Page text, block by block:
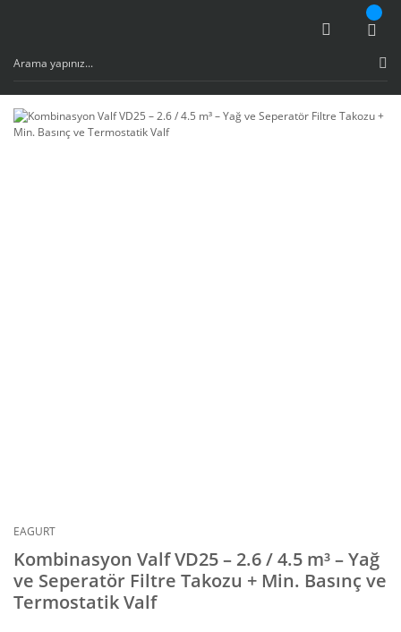
EAGURT
Kombinasyon Valf VD25 – 2.6 / 4.5 m³ – Yağ
ve Seperatör Filtre Takozu + Min. Basınç ve
Termostatik Valf